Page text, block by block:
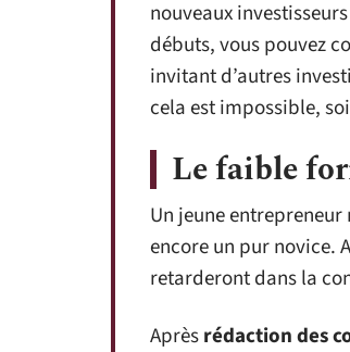
nouveaux
débuts, vous pouvez
invitant d’autres
cela est impossible,
Le faible
Un jeune
encore un pur novice.
retarderont dans la
Aprèsrédaction des